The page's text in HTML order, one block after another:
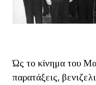
Ώς το κίνημα του
παρατάξεις,